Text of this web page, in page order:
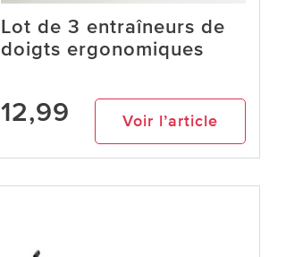
Lot de 3 entraîneurs de
doigts ergonomiques
12,99 Voir l’article